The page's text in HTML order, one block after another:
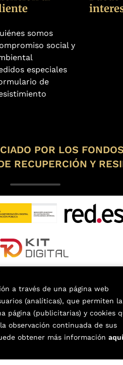
somos
social y
especiales
de
POR LOS
RECUPERCIÓN Y
Reservados |Trevenque Group
a través de una página web
(analíticas), que permiten la
página (publicitarias) y cookies
observación continuada de sus
obtener más información aquí